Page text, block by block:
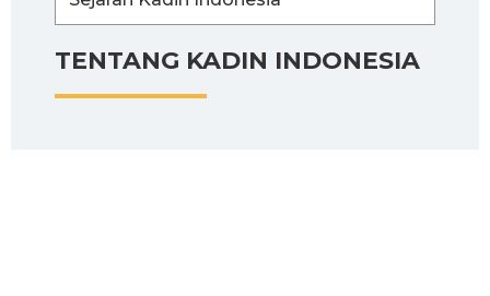
TENTANG KADIN INDONESIA